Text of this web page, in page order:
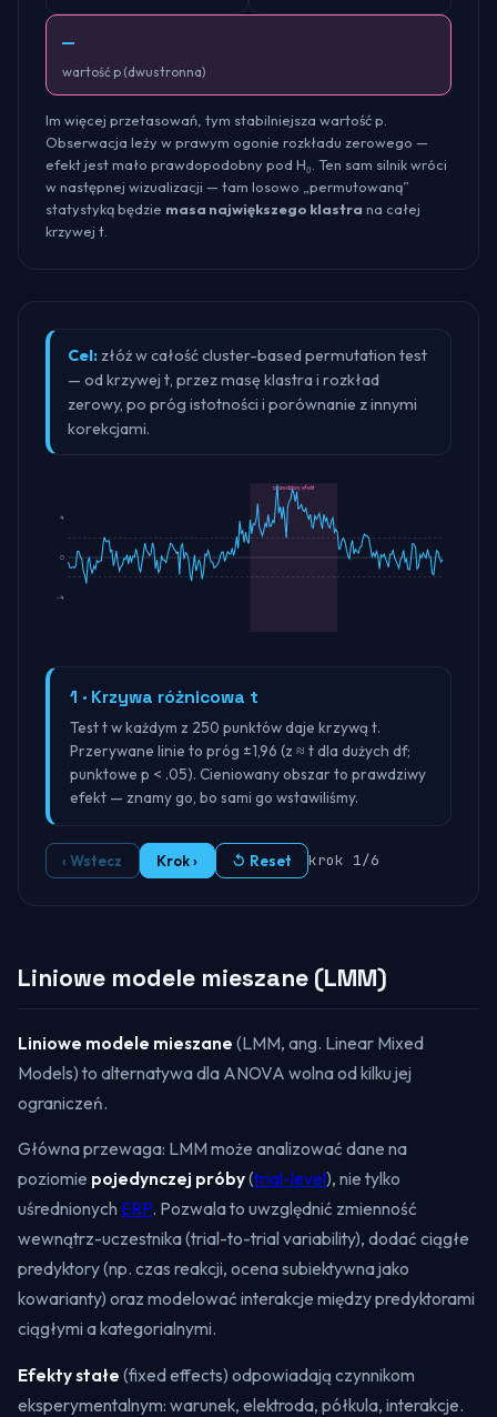
—
wartość p (dwustronna)
Im więcej przetasowań, tym stabilniejsza wartość p.
Obserwacja leży w prawym ogonie rozkładu zerowego —
efekt jest mało prawdopodobny pod H₀. Ten sam silnik wróci
w następnej wizualizacji — tam losowo „permutowaną”
statystyką będzie masa największego klastra na całej
krzywej t.
Cel:złóż w całość cluster-based permutation test
— od krzywej t, przez masę klastra i rozkład
zerowy, po próg istotności i porównanie z innymi
korekcjami.
prawdziwy efekt
-4
0
4
1 · Krzywa różnicowa t
Test t w każdym z 250 punktów daje krzywą t.
Przerywane linie to próg ±1,96 (z ≈ t dla dużych df;
punktowe p < .05). Cieniowany obszar to prawdziwy
efekt — znamy go, bo sami go wstawiliśmy.
‹ Wstecz Krok› ↺ Reset krok 1/6
Liniowe modele mieszane (LMM)
Liniowe modele mieszane (LMM, ang. Linear Mixed
Models) to alternatywa dla ANOVA wolna od kilku jej
ograniczeń.
Główna przewaga: LMM może analizować dane na
poziomie pojedynczej próby(trial-level), nie tylko
uśrednionych ERP. Pozwala to uwzględnić zmienność
wewnątrz-uczestnika (trial-to-trial variability), dodać ciągłe
predyktory (np. czas reakcji, ocena subiektywna jako
kowarianty) oraz modelować interakcje między predyktorami
ciągłymi a kategorialnymi.
Efekty stałe (fixed effects) odpowiadają czynnikom
eksperymentalnym: warunek, elektroda, półkula, interakcje.